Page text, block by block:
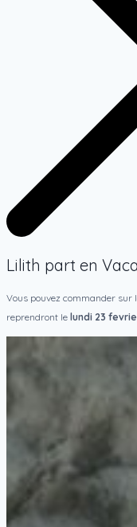
Lilith part en
Vous pouvez commander sur
reprendront le lundi 23